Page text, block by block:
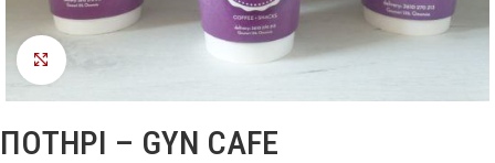
Προβολή
ΠΟΤΗΡΙ – GYN CAFE